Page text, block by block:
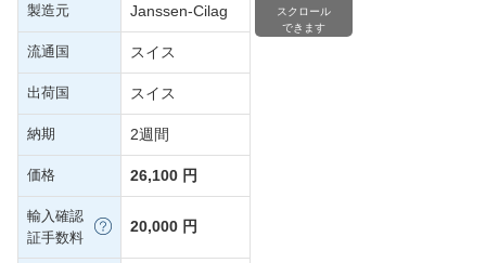
製造元 Janssen-Cilag
流通国 スイス
出荷国 スイス
納期 2週間
価格 26,100 円
輸入確認
証手数料
20,000 円
スクロール
できます